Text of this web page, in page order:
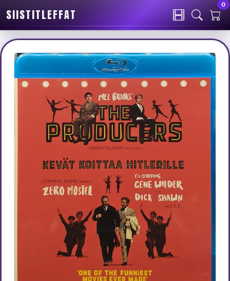
SIISTITLEFFAT
0